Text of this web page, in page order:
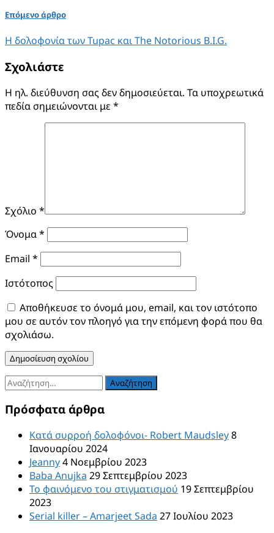
Επόμενο άρθρο
Η δολοφονία των Tupac και The Notorious B.I.G.
Σχολιάστε
Η ηλ. διεύθυνση σας δεν δημοσιεύεται. Τα υποχρεωτικά
πεδία σημειώνονται με *
Σχόλιο *
Όνομα*
Email *
Ιστότοπος
Αποθήκευσε το όνομά μου, email, και τον ιστότοπο
μου σε αυτόν τον πλοηγό για την επόμενη φορά που θα
σχολιάσω.
Αναζήτηση
για:
Πρόσφατα άρθρα
Κατά συρροή δολοφόνοι- Robert Maudsley8
Ιανουαρίου 2024
Jeanny4 Νοεμβρίου 2023
Baba Anujka 29 Σεπτεμβρίου 2023
Το φαινόμενο του στιγματισμού 19 Σεπτεμβρίου
2023
Serial killer – Amarjeet Sada 27 Ιουλίου 2023